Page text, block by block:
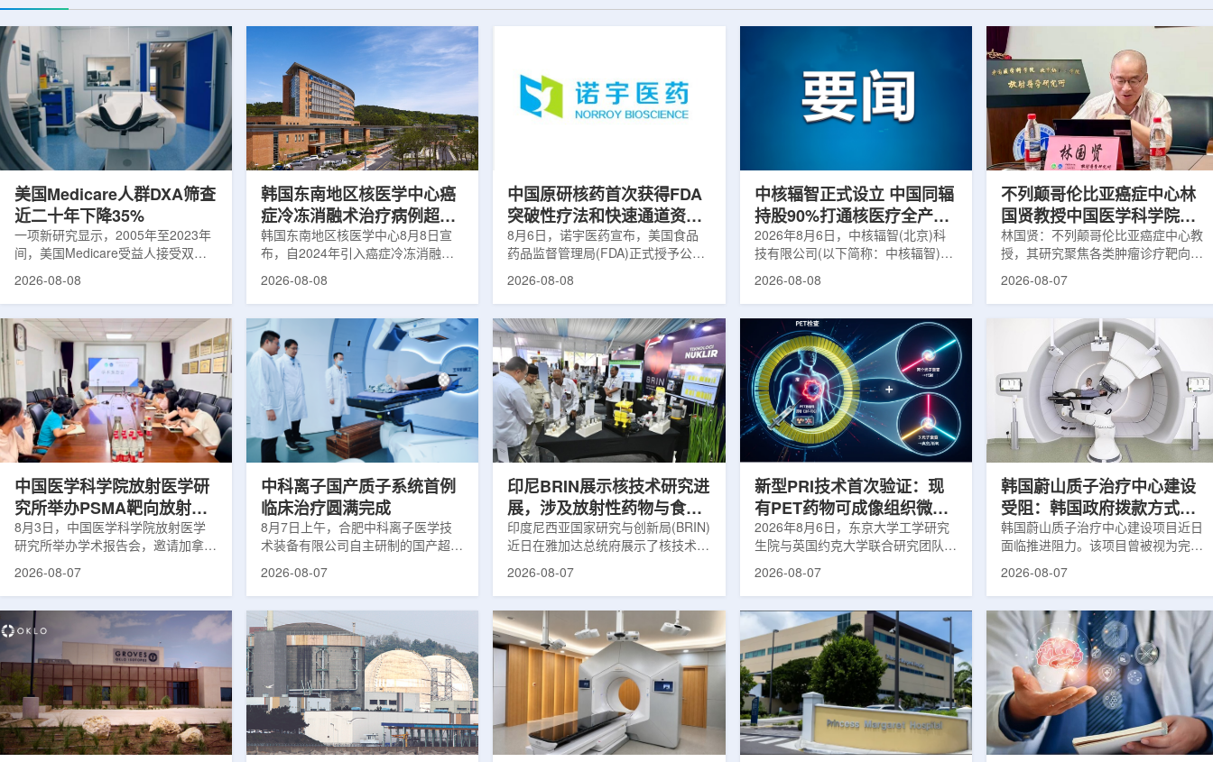
美国Medicare人群DXA筛查
近二十年下降35%
一项新研究显示，2005年至2023年
间，美国Medicare受益人接受双能X
射线吸收测定(DXA)检查的比例明显
果提示，不同人群之间的筛查可及性
差异正在扩大。研究人员分析了超过
500万名Medicare受益人的理赔数
据。结果显示，DXA使用率从2005
年的每10万名受益人7255次，下降
至2023年的每10万名受益人4690
次。相关研究已发表于
《Osteoporosis International》。下
2026-08-08
韩国东南地区核医学中心癌
症冷冻消融术治疗病例超过
100例
韩国东南地区核医学中心8月8日宣
布，自2024年引入癌症冷冻消融术
以来，中心已完成超过100例相关手
法。治疗过程中，医生在CT或超声
成像引导下，将细治疗针精准插入肿
瘤部位，通过零下40摄氏度或更低
的超低温冷冻病灶，使癌细胞发生坏
死。由于低温冷冻本身具有一定麻醉
作用，该技术有助于减轻患者疼痛，
减少对周围正常组织的损伤，并促进
术后较快恢复。据该中心介绍，目前
2026-08-08
中国原研核药首次获得FDA
突破性疗法和快速通道资格
双重认定
8月6日，诺宇医药宣布，美国食品
药品监督管理局(FDA)正式授予公司
自主研发的68Ga-NYM096突破性疗
认定(Fast Track Designation,
FTD)。这是原研核药领域中国首个
获得美国 FDA 突破性疗法认定、首
个同时获得 FDA 突破性疗法与快速
通道双项认定的产品，创造了核药领
域里程碑式突破。68Ga-NYM096是
一款特异性结合CAⅨ的肾癌小分子
诊断核药，适用于疑似或确认转移性
2026-08-08
中核辐智正式设立 中国同辐
持股90%打通核医疗全产业
链
2026年8月6日，中核辐智(北京)科
技有限公司(以下简称：中核辐智)正
式设立。公司由中国同辐股份有限公
创)共同出资组建，中国同辐持股
90%，中核浙创持股10%。中核辐智
将承接中国同辐核医学发展中心业
务，锚定智慧核医疗赛道深耕布局。
公司以智慧核医学物联系统为核心载
体，打通核医疗全产业链条，构建智
慧核医学系统+核药+装备+服务协同
发展模式，推动业务从单一产品供给
2026-08-08
不列颠哥伦比亚癌症中心林
国贤教授中国医学科学院放
射医学研究所开展学术交流
林国贤：不列颠哥伦比亚癌症中心教
授，其研究聚焦各类肿瘤诊疗靶向放
射性药物开发，迄今已主导/参与发
完成自研7款放射性药物的临床转
化，用于多种肿瘤诊疗。报告会上，
林国贤教授基于其团队多年的前沿探
索，系统梳理了针对前列腺癌靶点
PSMA的核药相关研究进展：一是F-
18标记PSMA靶向PET显像剂的分子
设计与临床优势;二是通过理性优化
分子结构，大幅提高Lu-177标记治
2026-08-07
中国医学科学院放射医学研
究所举办PSMA靶向放射性
药物学术报告会
8月3日，中国医学科学院放射医学
研究所举办学术报告会，邀请加拿大
温哥华不列颠哥伦比亚癌症中心林国
性药物开发》的学术报告。报告会采
取线上线下结合方式举行，放射所部
分科研人员和研究生参加。林国贤教
授长期从事肿瘤诊疗靶向放射性药物
开发研究，已主导或参与发表135余
篇同行评议期刊论文，提交30余项
放射性药物相关专利申请，并完成7
款自研放射性药物的临床转化，应用
2026-08-07
中科离子国产质子系统首例
临床治疗圆满完成
8月7日上午，合肥中科离子医学技
术装备有限公司自主研制的国产超导
回旋质子治疗系统，在合肥离子医学
治疗系统的重要突破。本例受试者为
肺癌患者。试验所用的超导质子治疗
系统，搭载中科离子自主研发的
SC240超导回旋加速器，具有超大照
射野、360°全周束流配送能力。治
疗全程依托多模融合4D图像引导精
准定位，能实现动态适配、精准治
疗。设备运行平稳低噪，治疗控制软
2026-08-07
印尼BRIN展示核技术研究进
展，涉及放射性药物与食品
辐照应用
印度尼西亚国家研究与创新局(BRIN)
近日在雅加达总统府展示了核技术研
究成果。BRIN局长阿里夫·萨特里亚
粮食和健康等领域。在健康领域，
BRIN正在开发用于核医学的放射性
药物。这类药物含有放射性物质，可
用于癌症诊断和治疗。阿里夫表示，
放射性药物研发对癌症识别和治疗具
有重要意义。在食品领域，BRIN将
核技术用于食品保鲜，重点包括出口
水果的辐照处理。阿里夫介绍，一些
2026-08-07
新型PRI技术首次验证：现
有PET药物可成像组织微环
境
2026年8月6日，东京大学工学研究
生院与英国约克大学联合研究团队宣
布，已建立一种利用正电子三光子衰
该方法可结合现有临床PET显像剂使
用，有望为核医学影像提供观察组织
微环境的新手段。利用正电子-3光子
衰变的下一代核医学成像概念图目前
临床PET扫描主要利用正电子双光子
湮灭过程显示药物在体内的分布和积
累情况，但对组织缺氧等与疾病恶性
程度相关的微环境信息捕捉有限。...
2026-08-07
韩国蔚山质子治疗中心建设
受阻：韩国政府拨款方式调
整影响项目推进
韩国蔚山质子治疗中心建设项目近日
面临推进阻力。该项目曾被视为完善
韩国东南部区域癌症治疗体系的关键
的难度明显上升。据蔚山市8月6日
消息，蔚山市已于去年3月完成质子
治疗中心建设可行性研究及基本规划
制定服务，并开始争取国家拨款。不
过，韩国保健福祉部回复称，难以单
独为蔚山市提供大型项目资金。此
前，蔚山市曾计划通过建设质子治疗
中心，构建癌症患者可在区域内完成
2026-08-07